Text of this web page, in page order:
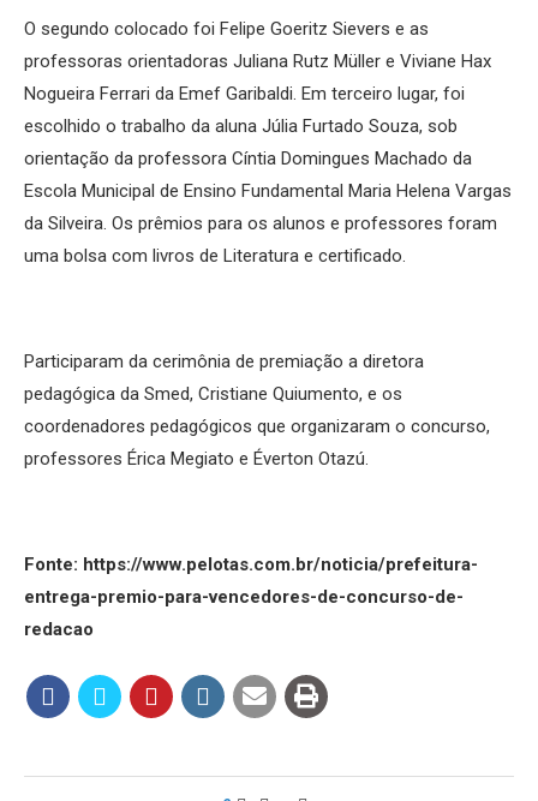
O segundo colocado foi Felipe Goeritz Sievers e as
professoras orientadoras Juliana Rutz Müller e Viviane Hax
Nogueira Ferrari da Emef Garibaldi. Em terceiro lugar, foi
escolhido o trabalho da aluna Júlia Furtado Souza, sob
orientação da professora Cíntia Domingues Machado da
Escola Municipal de Ensino Fundamental Maria Helena Vargas
da Silveira. Os prêmios para os alunos e professores foram
uma bolsa com livros de Literatura e certificado.
Participaram da cerimônia de premiação a diretora
pedagógica da Smed, Cristiane Quiumento, e os
coordenadores pedagógicos que organizaram o concurso,
professores Érica Megiato e Éverton Otazú.
Fonte: https://www.pelotas.com.br/noticia/prefeitura-
entrega-premio-para-vencedores-de-concurso-de-
redacao